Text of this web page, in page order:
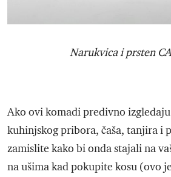
Narukvica i prsten
Ako ovi komadi predivno
kuhinjskog pribora, čaša, tanjira i
zamislite kako bi onda stajali na
na ušima kad pokupite kosu (ovo